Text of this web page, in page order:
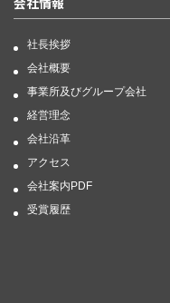
社長挨拶
会社概要
事業所及びグループ会社
経営理念
会社沿革
アクセス
会社案内PDF
受賞履歴